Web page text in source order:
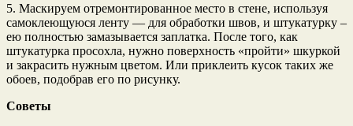
5. Маскируем отремонтированное место в стене, используя
самоклеющуюся ленту — для обработки швов, и штукатурку –
ею полностью замазывается заплатка. После того, как
штукатурка просохла, нужно поверхность «пройти» шкуркой
и закрасить нужным цветом. Или приклеить кусок таких же
обоев, подобрав его по рисунку.
Советы